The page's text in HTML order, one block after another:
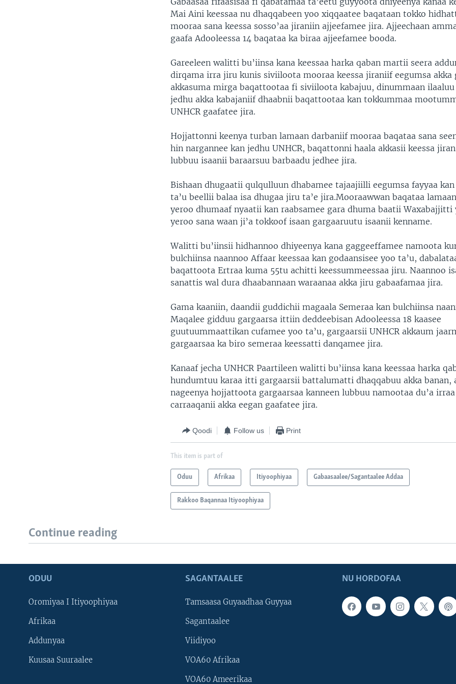
Mai Aini keessaa nu dhaqqabeen yoo xiqqaatee baqataan tokko
mooraa sana keessa sosso’aa jiraniin ajjeefamee jira. Ajjeechaan
gaafa Adooleessa 14 baqataa ka biraa ajjeefamee booda.
Gareeleen walitti bu’iinsa kana keessaa harka qaban martii seera
dirqama irra jiru kunis siviiloota mooraa keessa jiraniif eegumsa akka
akkasuma mirga baqattootaa fi siviiloota kabajuu, dinummaan ilaaluu
jedhu akka kabajaniif dhaabnii baqattootaa kan tokkummaa
UNHCR gaafatee jira.
Hojjattonni keenya turban lamaan darbaniif mooraa baqataa sana
hin nargannee kan jedhu UNHCR, baqattonni haala akkasii keessa
lubbuu isaanii baraarsuu barbaadu jedhee jira.
Bishaan dhugaatii qulqulluun dhabamee tajaajiilli eegumsa fayyaa
ta’u beellii balaa isa dhugaa jiru ta’e jira.Mooraawwan baqataa
yeroo dhumaaf nyaatii kan raabsamee gara dhuma baatii Waxabajjitti
yeroo sana waan ji’a tokkoof isaan gargaaruutu isaanii kenname.
Walitti bu’iinsii hidhannoo dhiyeenya kana gaggeeffamee namoota
bulchiinsa naannoo Affaar keessaa kan godaansisee yoo ta’u,
baqattoota Ertraa kuma 55tu achitti keessummeessaa jiru. Naannoo
sanattis wal dura dhaabannaan waraanaa akka jiru gabaafamaa jira.
Gama kaaniin, daandii guddichii magaala Semeraa kan bulchiinsa
Maqalee gidduu gargaarsa ittiin deddeebisan Adooleessa 18 kaasee
guutuummaattikan cufamee yoo ta’u, gargaarsii UNHCR akkaum
gargaarsaa ka biro semeraa keessatti danqamee jira.
Kanaaf jecha UNHCR Paartileen walitti bu’iinsa kana keessaa harka
hundumtuu karaa itti gargaarsii battalumatti dhaqqabuu akka banan,
nageenya hojjattoota gargaarsaa kanneen lubbuu namootaa du’a
carraaqanii akka eegan gaafatee jira.
Qoodi Follow us Print
This item is part of
Oduu Afrikaa Itiyoophiyaa Gabaasaalee/Sagantaalee Addaa
Rakkoo Baqannaa Itiyoophiyaa
Continue reading
NU HORDOFAA
ODUU
Oromiyaa I Itiyoophiyaa
Afrikaa
Addunyaa
Kuusaa Suuraalee
SAGANTAALEE
Tamsaasa Guyaadhaa Guyyaa
Sagantaalee
Viidiyoo
VOA60 Afrikaa
VOA60 Ameerikaa